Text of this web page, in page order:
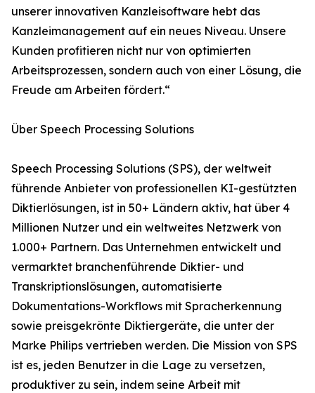
unserer innovativen Kanzleisoftware hebt das
Kanzleimanagement auf ein neues Niveau. Unsere
Kunden profitieren nicht nur von optimierten
Arbeitsprozessen, sondern auch von einer Lösung, die
Freude am Arbeiten fördert.“
Über Speech Processing Solutions
Speech Processing Solutions (SPS), der weltweit
führende Anbieter von professionellen KI-gestützten
Diktierlösungen, ist in 50+ Ländern aktiv, hat über 4
Millionen Nutzer und ein weltweites Netzwerk von
1.000+ Partnern. Das Unternehmen entwickelt und
vermarktet branchenführende Diktier- und
Transkriptionslösungen, automatisierte
Dokumentations-Workflows mit Spracherkennung
sowie preisgekrönte Diktiergeräte, die unter der
Marke Philips vertrieben werden. Die Mission von SPS
ist es, jeden Benutzer in die Lage zu versetzen,
produktiver zu sein, indem seine Arbeit mit